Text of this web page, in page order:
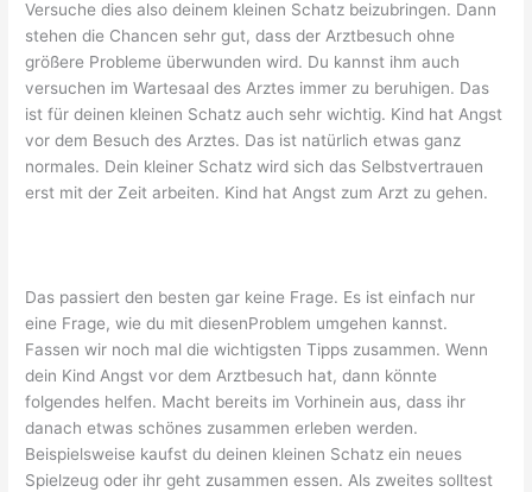
Versuche dies also deinem kleinen Schatz beizubringen. Dann
stehen die Chancen sehr gut, dass der Arztbesuch ohne
größere Probleme überwunden wird. Du kannst ihm auch
versuchen im Wartesaal des Arztes immer zu beruhigen. Das
ist für deinen kleinen Schatz auch sehr wichtig. Kind hat Angst
vor dem Besuch des Arztes. Das ist natürlich etwas ganz
normales. Dein kleiner Schatz wird sich das Selbstvertrauen
erst mit der Zeit arbeiten. Kind hat Angst zum Arzt zu gehen.
Das passiert den besten gar keine Frage. Es ist einfach nur
eine Frage, wie du mit diesenProblem umgehen kannst.
Fassen wir noch mal die wichtigsten Tipps zusammen. Wenn
dein Kind Angst vor dem Arztbesuch hat, dann könnte
folgendes helfen. Macht bereits im Vorhinein aus, dass ihr
danach etwas schönes zusammen erleben werden.
Beispielsweise kaufst du deinen kleinen Schatz ein neues
Spielzeug oder ihr geht zusammen essen. Als zweites solltest